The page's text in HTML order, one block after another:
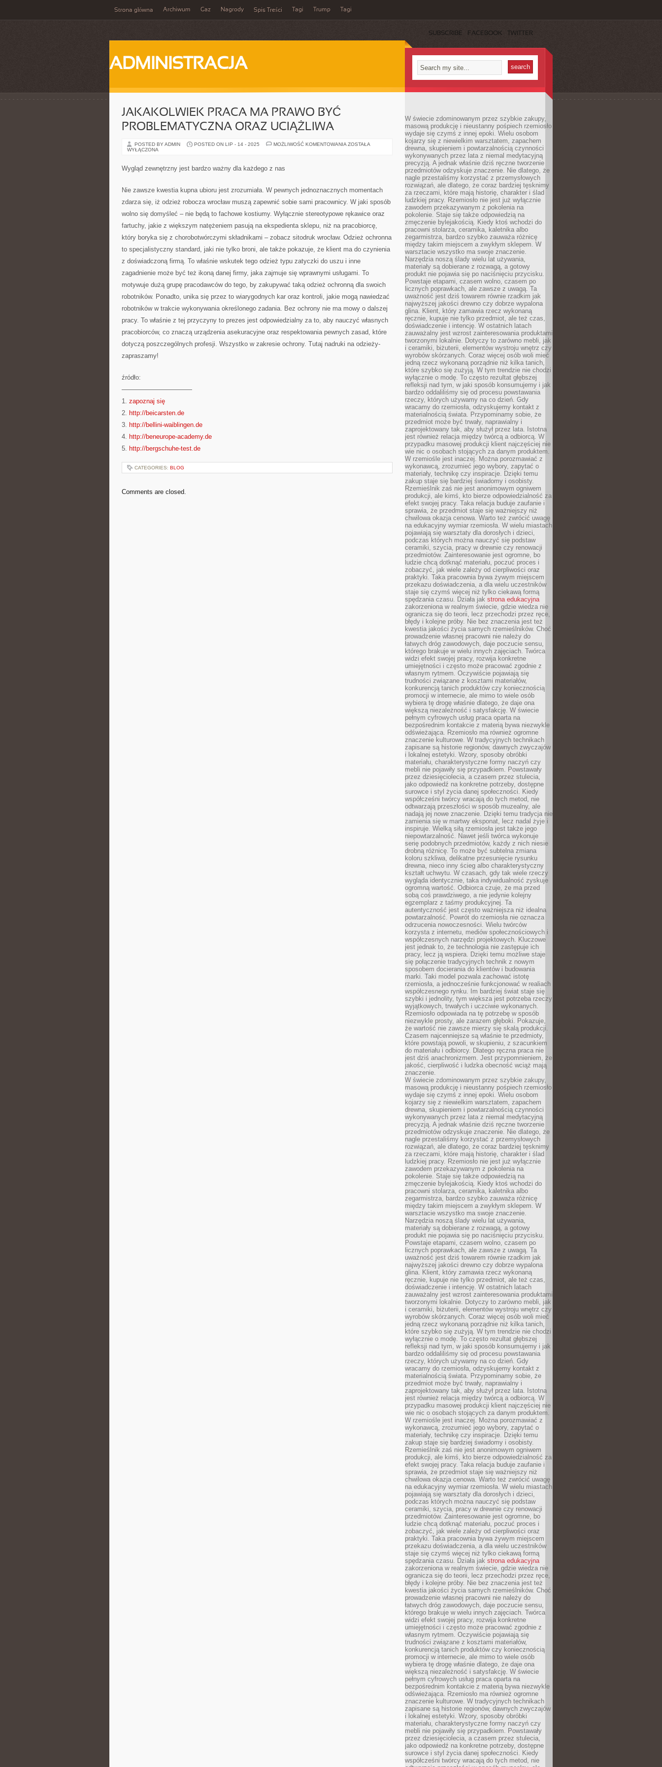
Strona główna Archiwum Gaz Nagrody Spis Treści Tagi Trump Tagi
SUBSCRIBE FACEBOOK TWITTER
ADMINISTRACJA
JAKAKOLWIEK PRACA MA PRAWO BYĆ
PROBLEMATYCZNA ORAZ UCIĄŻLIWA
POSTED BY ADMIN POSTED ON LIP - 14 - 2025 MOŻLIWOŚĆ KOMENTOWANIA JAKAKOLWIEK
ZOSTAŁA
WYŁĄCZONA
Wygląd zewnętrzny jest bardzo ważny dla każdego z nas
Nie zawsze kwestia kupna ubioru jest zrozumiała. W pewnych jednoznacznych momentach
zdarza się, iż odzież robocza wrocław muszą zapewnić sobie sami pracownicy. W jaki sposób
wolno się domyśleć – nie będą to fachowe kostiumy. Wyłącznie stereotypowe rękawice oraz
fartuchy, jakie z większym natężeniem pasują na ekspedienta sklepu, niż na pracobiorcę,
który boryka się z chorobotwórczymi składnikami – zobacz sitodruk wrocław. Odzież ochronna
to specjalistyczny standard, jaki nie tylko broni, ale także pokazuje, że klient ma do czynienia
z doświadczoną firmą. To właśnie wskutek tego odzież typu zatyczki do uszu i inne
zagadnienie może być też ikoną danej firmy, jaka zajmuje się wprawnymi usługami. To
motywuje dużą grupę pracodawców do tego, by zakupywać taką odzież ochronną dla swoich
robotników. Ponadto, unika się przez to wiarygodnych kar oraz kontroli, jakie mogą nawiedzać
robotników w trakcie wykonywania określonego zadania. Bez ochrony nie ma mowy o dalszej
pracy. To właśnie z tej przyczyny to prezes jest odpowiedzialny za to, aby nauczyć własnych
pracobiorców, co znaczą urządzenia asekuracyjne oraz respektowania pewnych zasad, które
dotyczą poszczególnych profesji. Wszystko w zakresie ochrony. Tutaj nadruki na odzieży-
zapraszamy!
źródło:
———————————
1. zapoznaj się
2. http://beicarsten.de
3. http://bellini-waiblingen.de
4. http://beneurope-academy.de
5. http://bergschuhe-test.de
CATEGORIES: BLOG
Comments are closed.
W świecie zdominowanym przez szybkie zakupy,
masową produkcję i nieustanny pośpiech rzemiosło
wydaje się czymś z innej epoki. Wielu osobom
kojarzy się z niewielkim warsztatem, zapachem
drewna, skupieniem i powtarzalnością czynności
wykonywanych przez lata z niemal medytacyjną
precyzją. A jednak właśnie dziś ręczne tworzenie
przedmiotów odzyskuje znaczenie. Nie dlatego, że
nagle przestaliśmy korzystać z przemysłowych
rozwiązań, ale dlatego, że coraz bardziej tęsknimy
za rzeczami, które mają historię, charakter i ślad
ludzkiej pracy. Rzemiosło nie jest już wyłącznie
zawodem przekazywanym z pokolenia na
pokolenie. Staje się także odpowiedzią na
zmęczenie bylejakością. Kiedy ktoś wchodzi do
pracowni stolarza, ceramika, kaletnika albo
zegarmistrza, bardzo szybko zauważa różnicę
między takim miejscem a zwykłym sklepem. W
warsztacie wszystko ma swoje znaczenie.
Narzędzia noszą ślady wielu lat używania,
materiały są dobierane z rozwagą, a gotowy
produkt nie pojawia się po naciśnięciu przycisku.
Powstaje etapami, czasem wolno, czasem po
licznych poprawkach, ale zawsze z uwagą. Ta
uważność jest dziś towarem równie rzadkim jak
najwyższej jakości drewno czy dobrze wypalona
glina. Klient, który zamawia rzecz wykonaną
ręcznie, kupuje nie tylko przedmiot, ale też czas,
doświadczenie i intencję. W ostatnich latach
zauważalny jest wzrost zainteresowania produktami
tworzonymi lokalnie. Dotyczy to zarówno mebli, jak
i ceramiki, biżuterii, elementów wystroju wnętrz czy
wyrobów skórzanych. Coraz więcej osób woli mieć
jedną rzecz wykonaną porządnie niż kilka tanich,
które szybko się zużyją. W tym trendzie nie chodzi
wyłącznie o modę. To często rezultat głębszej
refleksji nad tym, w jaki sposób konsumujemy i jak
bardzo oddaliliśmy się od procesu powstawania
rzeczy, których używamy na co dzień. Gdy
wracamy do rzemiosła, odzyskujemy kontakt z
materialnością świata. Przypominamy sobie, że
przedmiot może być trwały, naprawialny i
zaprojektowany tak, aby służył przez lata. Istotna
jest również relacja między twórcą a odbiorcą. W
przypadku masowej produkcji klient najczęściej nie
wie nic o osobach stojących za danym produktem.
W rzemiośle jest inaczej. Można porozmawiać z
wykonawcą, zrozumieć jego wybory, zapytać o
materiały, technikę czy inspiracje. Dzięki temu
zakup staje się bardziej świadomy i osobisty.
Rzemieślnik zaś nie jest anonimowym ogniwem
produkcji, ale kimś, kto bierze odpowiedzialność za
efekt swojej pracy. Taka relacja buduje zaufanie i
sprawia, że przedmiot staje się ważniejszy niż
chwilowa okazja cenowa. Warto też zwrócić uwagę
na edukacyjny wymiar rzemiosła. W wielu miastach
pojawiają się warsztaty dla dorosłych i dzieci,
podczas których można nauczyć się podstaw
ceramiki, szycia, pracy w drewnie czy renowacji
przedmiotów. Zainteresowanie jest ogromne, bo
ludzie chcą dotknąć materiału, poczuć proces i
zobaczyć, jak wiele zależy od cierpliwości oraz
praktyki. Taka pracownia bywa żywym miejscem
przekazu doświadczenia, a dla wielu uczestników
staje się czymś więcej niż tylko ciekawą formą
spędzania czasu. Działa jak strona edukacyjna
zakorzeniona w realnym świecie, gdzie wiedza nie
ogranicza się do teorii, lecz przechodzi przez ręce,
błędy i kolejne próby. Nie bez znaczenia jest też
kwestia jakości życia samych rzemieślników. Choć
prowadzenie własnej pracowni nie należy do
łatwych dróg zawodowych, daje poczucie sensu,
którego brakuje w wielu innych zajęciach. Twórca
widzi efekt swojej pracy, rozwija konkretne
umiejętności i często może pracować zgodnie z
własnym rytmem. Oczywiście pojawiają się
trudności związane z kosztami materiałów,
konkurencją tanich produktów czy koniecznością
promocji w internecie, ale mimo to wiele osób
wybiera tę drogę właśnie dlatego, że daje ona
większą niezależność i satysfakcję. W świecie
pełnym cyfrowych usług praca oparta na
bezpośrednim kontakcie z materią bywa niezwykle
odświeżająca. Rzemiosło ma również ogromne
znaczenie kulturowe. W tradycyjnych technikach
zapisane są historie regionów, dawnych zwyczajów
i lokalnej estetyki. Wzory, sposoby obróbki
materiału, charakterystyczne formy naczyń czy
mebli nie pojawiły się przypadkiem. Powstawały
przez dziesięciolecia, a czasem przez stulecia,
jako odpowiedź na konkretne potrzeby, dostępne
surowce i styl życia danej społeczności. Kiedy
współcześni twórcy wracają do tych metod, nie
odtwarzają przeszłości w sposób muzealny, ale
nadają jej nowe znaczenie. Dzięki temu tradycja nie
zamienia się w martwy eksponat, lecz nadal żyje i
inspiruje. Wielką siłą rzemiosła jest także jego
niepowtarzalność. Nawet jeśli twórca wykonuje
serię podobnych przedmiotów, każdy z nich niesie
drobną różnicę. To może być subtelna zmiana
koloru szkliwa, delikatne przesunięcie rysunku
drewna, nieco inny ścieg albo charakterystyczny
kształt uchwytu. W czasach, gdy tak wiele rzeczy
wygląda identycznie, taka indywidualność zyskuje
ogromną wartość. Odbiorca czuje, że ma przed
sobą coś prawdziwego, a nie jedynie kolejny
egzemplarz z taśmy produkcyjnej. Ta
autentyczność jest często ważniejsza niż idealna
powtarzalność. Powrót do rzemiosła nie oznacza
odrzucenia nowoczesności. Wielu twórców
korzysta z internetu, mediów społecznościowych i
współczesnych narzędzi projektowych. Kluczowe
jest jednak to, że technologia nie zastępuje ich
pracy, lecz ją wspiera. Dzięki temu możliwe staje
się połączenie tradycyjnych technik z nowym
sposobem docierania do klientów i budowania
marki. Taki model pozwala zachować istotę
rzemiosła, a jednocześnie funkcjonować w realiach
współczesnego rynku. Im bardziej świat staje się
szybki i jednolity, tym większa jest potrzeba rzeczy
wyjątkowych, trwałych i uczciwie wykonanych.
Rzemiosło odpowiada na tę potrzebę w sposób
niezwykle prosty, ale zarazem głęboki. Pokazuje,
że wartość nie zawsze mierzy się skalą produkcji.
Czasem najcenniejsze są właśnie te przedmioty,
które powstają powoli, w skupieniu, z szacunkiem
do materiału i odbiorcy. Dlatego ręczna praca nie
jest dziś anachronizmem. Jest przypomnieniem, że
jakość, cierpliwość i ludzka obecność wciąż mają
znaczenie.
W świecie zdominowanym przez szybkie zakupy,
masową produkcję i nieustanny pośpiech rzemiosło
wydaje się czymś z innej epoki. Wielu osobom
kojarzy się z niewielkim warsztatem, zapachem
drewna, skupieniem i powtarzalnością czynności
wykonywanych przez lata z niemal medytacyjną
precyzją. A jednak właśnie dziś ręczne tworzenie
przedmiotów odzyskuje znaczenie. Nie dlatego, że
nagle przestaliśmy korzystać z przemysłowych
rozwiązań, ale dlatego, że coraz bardziej tęsknimy
za rzeczami, które mają historię, charakter i ślad
ludzkiej pracy. Rzemiosło nie jest już wyłącznie
zawodem przekazywanym z pokolenia na
pokolenie. Staje się także odpowiedzią na
zmęczenie bylejakością. Kiedy ktoś wchodzi do
pracowni stolarza, ceramika, kaletnika albo
zegarmistrza, bardzo szybko zauważa różnicę
między takim miejscem a zwykłym sklepem. W
warsztacie wszystko ma swoje znaczenie.
Narzędzia noszą ślady wielu lat używania,
materiały są dobierane z rozwagą, a gotowy
produkt nie pojawia się po naciśnięciu przycisku.
Powstaje etapami, czasem wolno, czasem po
licznych poprawkach, ale zawsze z uwagą. Ta
uważność jest dziś towarem równie rzadkim jak
najwyższej jakości drewno czy dobrze wypalona
glina. Klient, który zamawia rzecz wykonaną
ręcznie, kupuje nie tylko przedmiot, ale też czas,
doświadczenie i intencję. W ostatnich latach
zauważalny jest wzrost zainteresowania produktami
tworzonymi lokalnie. Dotyczy to zarówno mebli, jak
i ceramiki, biżuterii, elementów wystroju wnętrz czy
wyrobów skórzanych. Coraz więcej osób woli mieć
jedną rzecz wykonaną porządnie niż kilka tanich,
które szybko się zużyją. W tym trendzie nie chodzi
wyłącznie o modę. To często rezultat głębszej
refleksji nad tym, w jaki sposób konsumujemy i jak
bardzo oddaliliśmy się od procesu powstawania
rzeczy, których używamy na co dzień. Gdy
wracamy do rzemiosła, odzyskujemy kontakt z
materialnością świata. Przypominamy sobie, że
przedmiot może być trwały, naprawialny i
zaprojektowany tak, aby służył przez lata. Istotna
jest również relacja między twórcą a odbiorcą. W
przypadku masowej produkcji klient najczęściej nie
wie nic o osobach stojących za danym produktem.
W rzemiośle jest inaczej. Można porozmawiać z
wykonawcą, zrozumieć jego wybory, zapytać o
materiały, technikę czy inspiracje. Dzięki temu
zakup staje się bardziej świadomy i osobisty.
Rzemieślnik zaś nie jest anonimowym ogniwem
produkcji, ale kimś, kto bierze odpowiedzialność za
efekt swojej pracy. Taka relacja buduje zaufanie i
sprawia, że przedmiot staje się ważniejszy niż
chwilowa okazja cenowa. Warto też zwrócić uwagę
na edukacyjny wymiar rzemiosła. W wielu miastach
pojawiają się warsztaty dla dorosłych i dzieci,
podczas których można nauczyć się podstaw
ceramiki, szycia, pracy w drewnie czy renowacji
przedmiotów. Zainteresowanie jest ogromne, bo
ludzie chcą dotknąć materiału, poczuć proces i
zobaczyć, jak wiele zależy od cierpliwości oraz
praktyki. Taka pracownia bywa żywym miejscem
przekazu doświadczenia, a dla wielu uczestników
staje się czymś więcej niż tylko ciekawą formą
spędzania czasu. Działa jak strona edukacyjna
zakorzeniona w realnym świecie, gdzie wiedza nie
ogranicza się do teorii, lecz przechodzi przez ręce,
błędy i kolejne próby. Nie bez znaczenia jest też
kwestia jakości życia samych rzemieślników. Choć
prowadzenie własnej pracowni nie należy do
łatwych dróg zawodowych, daje poczucie sensu,
którego brakuje w wielu innych zajęciach. Twórca
widzi efekt swojej pracy, rozwija konkretne
umiejętności i często może pracować zgodnie z
własnym rytmem. Oczywiście pojawiają się
trudności związane z kosztami materiałów,
konkurencją tanich produktów czy koniecznością
promocji w internecie, ale mimo to wiele osób
wybiera tę drogę właśnie dlatego, że daje ona
większą niezależność i satysfakcję. W świecie
pełnym cyfrowych usług praca oparta na
bezpośrednim kontakcie z materią bywa niezwykle
odświeżająca. Rzemiosło ma również ogromne
znaczenie kulturowe. W tradycyjnych technikach
zapisane są historie regionów, dawnych zwyczajów
i lokalnej estetyki. Wzory, sposoby obróbki
materiału, charakterystyczne formy naczyń czy
mebli nie pojawiły się przypadkiem. Powstawały
przez dziesięciolecia, a czasem przez stulecia,
jako odpowiedź na konkretne potrzeby, dostępne
surowce i styl życia danej społeczności. Kiedy
współcześni twórcy wracają do tych metod, nie